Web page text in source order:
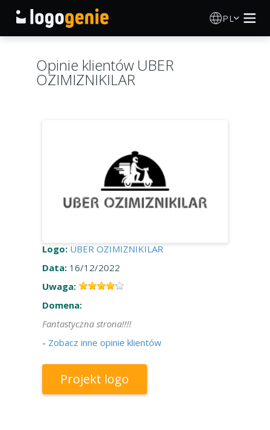
PL
Generator logo AI
Opinie klientów UBER
OZIMIZNIKILAR
Logo: UBER OZIMIZNIKILAR
Data: 16/12/2022
Uwaga:
Domena:
Fantastyczna strona!!!!
- Zobacz inne opinie klientów
Projekt logo